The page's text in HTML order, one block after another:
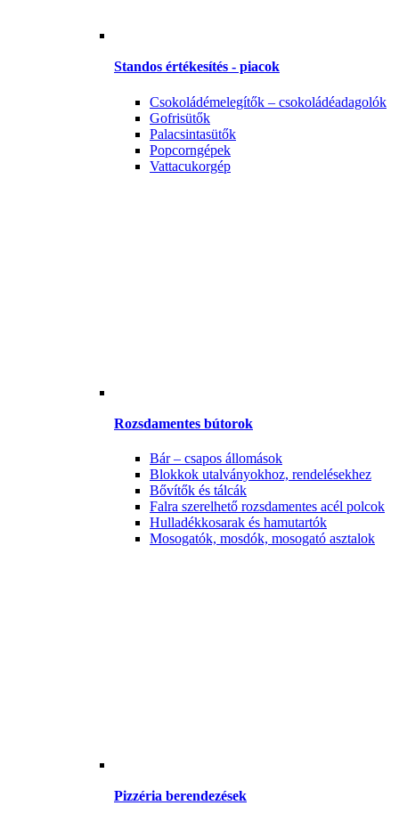
Standos értékesítés - piacok
Csokoládémelegítők – csokoládéadagolók
Gofrisütők
Palacsintasütők
Popcorngépek
Vattacukorgép
Rozsdamentes bútorok
Bár – csapos állomások
Blokkok utalványokhoz, rendelésekhez
Bővítők és tálcák
Falra szerelhető rozsdamentes acél polcok
Hulladékkosarak és hamutartók
Mosogatók, mosdók, mosogató asztalok
Pizzéria berendezések